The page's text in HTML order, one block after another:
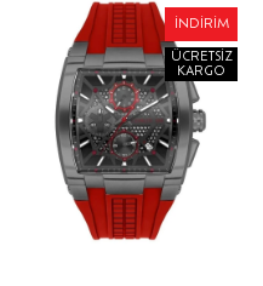
İNDIRIM
ÜCRETSIZ
KARGO